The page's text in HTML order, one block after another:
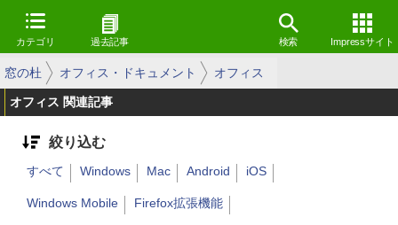
カテゴリ 過去記事 検索 Impressサイト
窓の杜 オフィス・ドキュメント オフィス
オフィス 関連記事
絞り込む
すべて Windows Mac Android iOS
Windows Mobile Firefox拡張機能